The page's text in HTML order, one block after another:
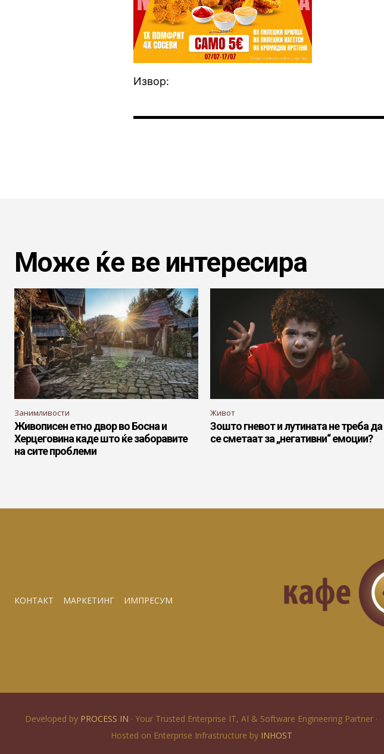
Извор:
Може ќе ве интересира
Занимливости
Живописен етно двор во Босна и
Херцеговина каде што ќе заборавите
на сите проблеми
Живот
Зошто гневот и лутината не треба да
се сметаат за „негативни“ емоции?
КОНТАКТ МАРКЕТИНГ ИМПРЕСУМ
Developed by PROCESS IN · Your Trusted Enterprise IT, AI & Software Engineering Partner ·
Hosted on Enterprise Infrastructure by INHOST